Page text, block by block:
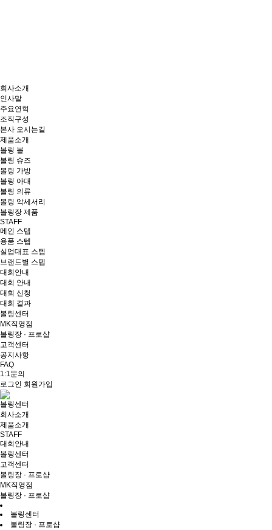
회사소개
인사말
주요연혁
조직구성
본사 오시는길
제품소개
볼링 볼
볼링 슈즈
볼링 가방
볼링 아대
볼링 의류
볼링 악세서리
볼링장 제품
STAFF
메인 스텝
용품 스텝
실업대표 스텝
브랜드별 스텝
대회안내
대회 안내
대회 신청
대회 결과
볼링센터
MK직영점
볼링장 · 프로샵
고객센터
공지사항
FAQ
1:1문의
로그인 회원가입
볼링센터
회사소개
제품소개
STAFF
대회안내
볼링센터
고객센터
볼링장 · 프로샵
MK직영점
볼링장 · 프로샵
볼링센터
볼링장 · 프로샵